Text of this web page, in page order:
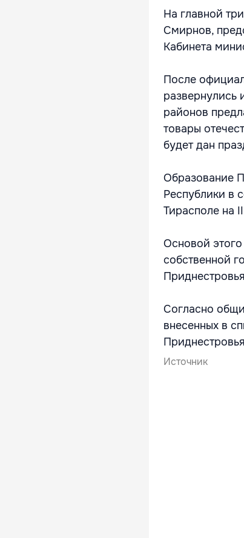
На главной
Смирнов,
Кабинета
После
развернулись
районов
товары
будет дан
Образование
Республики в
Тирасполе на
Основой
собственной
Согласно
внесенных в
Источник